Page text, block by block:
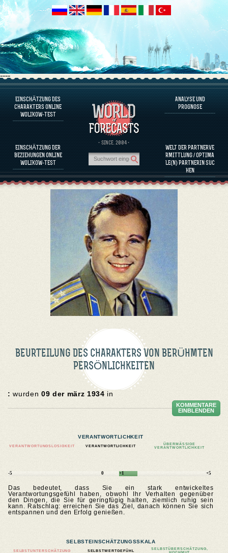
----
EINSCHÄTZUNG DES
CHARAKTERS ONLINE
WOLIKOW-TEST
EINSCHÄTZUNG DER
BEZIEHUNGEN ONLINE
WOLIKOW-TEST
· SINCE. 2004 ·
ANALYSE UND
PROGNOSE
WELT DER PARTNERVE
RMITTLUNG / OPTIMA
LE(N) PARTNERIN SUC
HEN
ÜBER DAS PROGRAMM
CHARAKTER JETZT EINSCHÄTZEN
BEURTEILUNG DES CHARAKTERS VON BERÜHMTEN PERSÖNLICHKEITEN
ÜBER DAS PROGRAMM
KOMPATIBILITÄT DER PARTNERINNEN EINSCHÄTZEN
ANALYSE UND PROGNOSE
BEURTEILUNG DES CHARAKTERS VON BERÜHMTEN
PERSÖNLICHKEITEN
:wurden09 der märz 1934 in
KOMMENTARE
EINBLENDEN
VERANTWORTLICHKEIT
VERANTWORTUNGSLOSIGKEIT VERANTWORTLICHKEIT
ÜBERMÄSSIGE V
ERANTWORTLICHKEIT
-5 0 +1 +5
Das bedeutet, dass Sie ein stark entwickeltes
Verantwortungsgefühl haben, obwohl Ihr Verhalten gegenüber
den Dingen, die Sie für geringfügig halten, ziemlich ruhig sein
kann. Ratschlag: erreichen Sie das Ziel, danach können Sie sich
entspannen und den Erfolg genießen.
SELBSTEINSCHÄTZUNGSSKALA
SELBSTUNTERSCHÄTZUNG SELBSTWERTGEFÜHL
SELBSTÜBERSCHÄTZUNG,
HOCHMUT